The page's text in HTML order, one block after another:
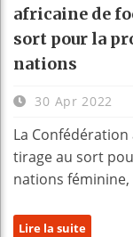
africaine de
sort pour la
nations
30 Apr 2022
La
tirage au sort
nations féminine,
Lire la suite